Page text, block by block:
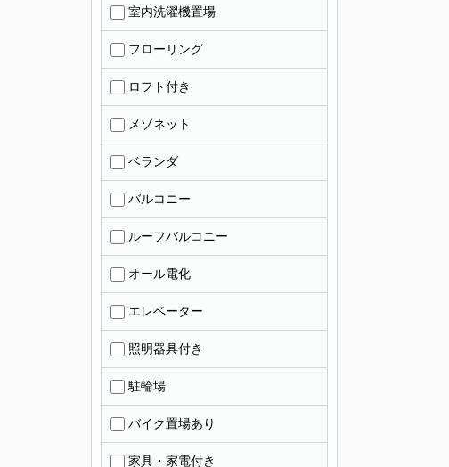
室内洗濯機置場
フローリング
ロフト付き
メゾネット
ベランダ
バルコニー
ルーフバルコニー
オール電化
エレベーター
照明器具付き
駐輪場
バイク置場あり
家具・家電付き